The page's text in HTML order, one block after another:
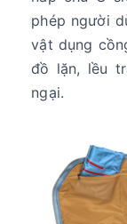
phép người
vật dụng
đồ lặn, lều
ngại.